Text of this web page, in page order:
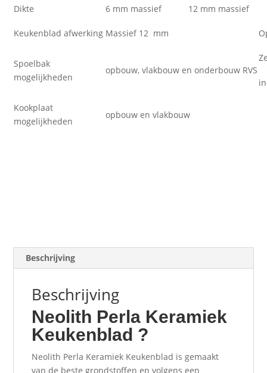
Dikte 6 mm massief 12 mm massief
Keukenblad afwerking Massief 12 mm
Spoelbak
mogelijkheden
opbouw, vlakbouw en onderbouw RVS
Kookplaat
mogelijkheden
opbouw en vlakbouw
Beschrijving
Beschrijving
Neolith Perla Keramiek
Keukenblad ?
Neolith Perla Keramiek Keukenblad is gemaakt
van de beste grondstoffen en volgens een